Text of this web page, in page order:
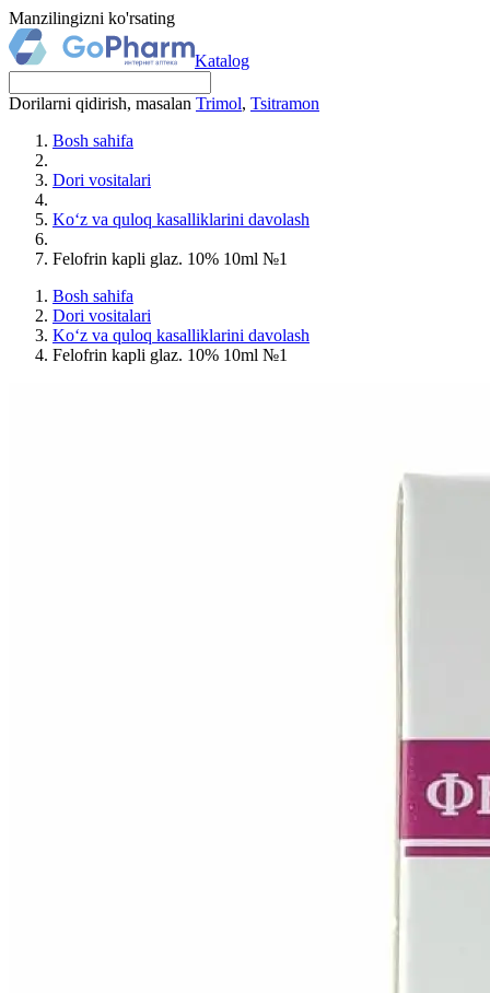
Manzilingizni ko'rsating
Katalog
Dorilarni qidirish, masalan Trimol, Tsitramon
Bosh sahifa
Dori vositalari
Ko‘z va quloq kasalliklarini davolash
Felofrin kapli glaz. 10% 10ml №1
Bosh sahifa
Dori vositalari
Ko‘z va quloq kasalliklarini davolash
Felofrin kapli glaz. 10% 10ml №1